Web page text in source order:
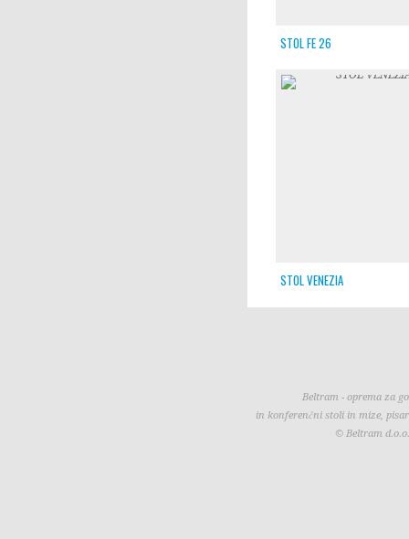
STOL FE 26
STOL VENEZIA
Beltram - oprema za
in konferenčni stoli in mize,
© Beltram